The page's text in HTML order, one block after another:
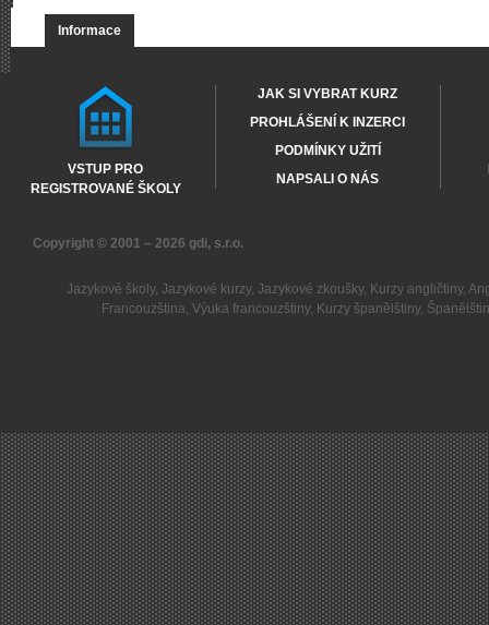
Informace
VSTUP PRO
REGISTROVANÉ ŠKOLY
JAK SI VYBRAT KURZ
PROHLÁŠENÍ K INZERCI
PODMÍNKY UŽITÍ
NAPSALI O NÁS
Copyright © 2001 – 2026 gdi, s.r.o.
Jazykové školy, Jazykové kurzy, Jazykové zkoušky, Kurzy angličtiny,
Francouzština,Výuka francouzštiny, Kurzy španělštiny,